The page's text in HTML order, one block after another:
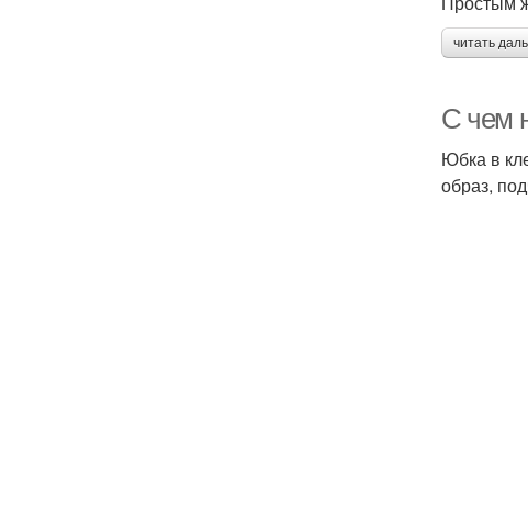
читать
С чем
Юбка в
образ,